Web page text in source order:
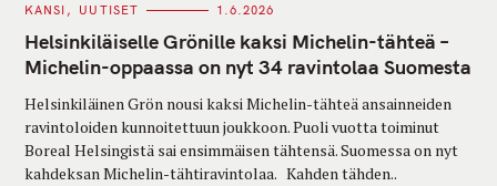
C
T
E
G
O
I
S
KANSI UUTISET 1.6.2026
Helsinkiläiselle Grönille kaksi Michelin-tähteä –
Michelin-oppaassa on nyt 34 ravintolaa Suomesta
Helsinkiläinen Grön nousi kaksi Michelin-tähteä ansainneiden
ravintoloiden kunnoitettuun joukkoon. Puoli vuotta toiminut
Boreal Helsingistä sai ensimmäisen tähtensä. Suomessa on nyt
kahdeksan Michelin-tähtiravintolaa. Kahden tähden..